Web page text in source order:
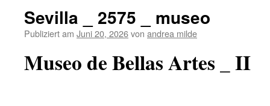
Sevilla _ 2575 _ museo
Publiziert am Juni 20, 2026von andrea milde
Museo de Bellas Artes _ II